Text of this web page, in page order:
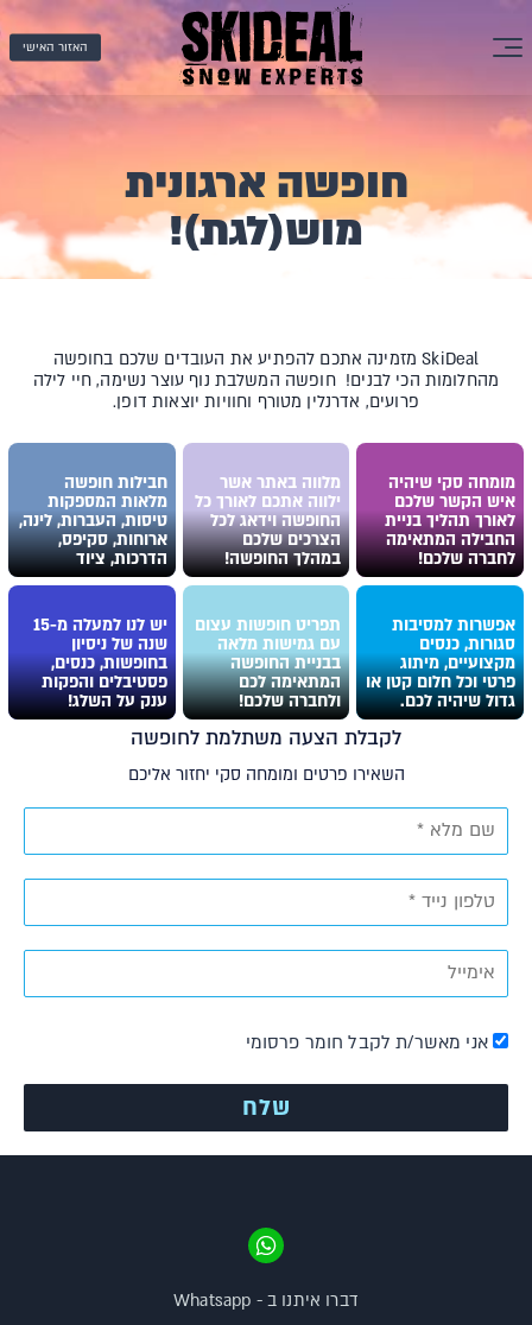
האזור האישי
חופשה ארגונית
מוש(לגת)!
SkiDeal מזמינה אתכם להפתיע את העובדים שלכם בחופשה
מהחלומות הכי לבנים! חופשה המשלבת נוף עוצר נשימה, חיי לילה
פרועים, אדרנלין מטורף וחוויות יוצאות דופן.
מומחה סקי שיהיה
איש הקשר שלכם
לאורך תהליך בניית
החבילה המתאימה
לחברה שלכם!
מלווה באתר אשר
ילווה אתכם לאורך כל
החופשה וידאג לכל
הצרכים שלכם
במהלך החופשה!
חבילות חופשה
מלאות המספקות
טיסות, העברות, לינה,
ארוחות, סקיפס,
הדרכות, ציוד
אפשרות למסיבות
סגורות, כנסים
מקצועיים, מיתוג
פרטי וכל חלום קטן או
גדול שיהיה לכם.
תפריט חופשות עצום
עם גמישות מלאה
בבניית החופשה
המתאימה לכם
ולחברה שלכם!
יש לנו למעלה מ-15
שנה של ניסיון
בחופשות, כנסים,
פסטיבלים והפקות
ענק על השלג!
לקבלת הצעה משתלמת לחופשה
השאירו פרטים ומומחה סקי יחזור אליכם
אני מאשר/ת לקבל חומר פרסומי
דברו איתנו ב - Whatsapp